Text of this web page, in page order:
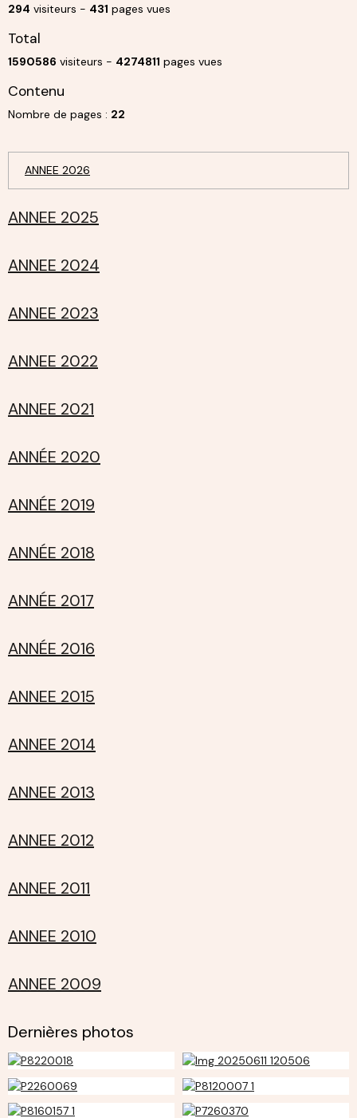
294 visiteurs - 431 pages vues
Total
1590586 visiteurs - 4274811 pages vues
Contenu
Nombre de pages : 22
ANNEE 2026
ANNEE 2025
ANNEE 2024
ANNEE 2023
ANNEE 2022
ANNEE 2021
ANNÉE 2020
ANNÉE 2019
ANNÉE 2018
ANNÉE 2017
ANNÉE 2016
ANNEE 2015
ANNEE 2014
ANNEE 2013
ANNEE 2012
ANNEE 2011
ANNEE 2010
ANNEE 2009
Dernières photos